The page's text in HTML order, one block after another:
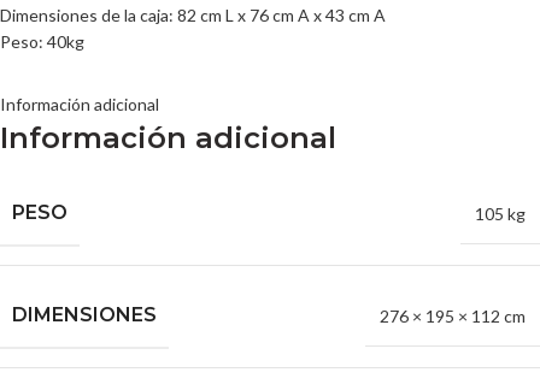
Dimensiones de la caja: 82 cm L x 76 cm A x 43 cm A
Peso: 40kg
Información adicional
Información adicional
PESO 105 kg
DIMENSIONES 276 × 195 × 112 cm